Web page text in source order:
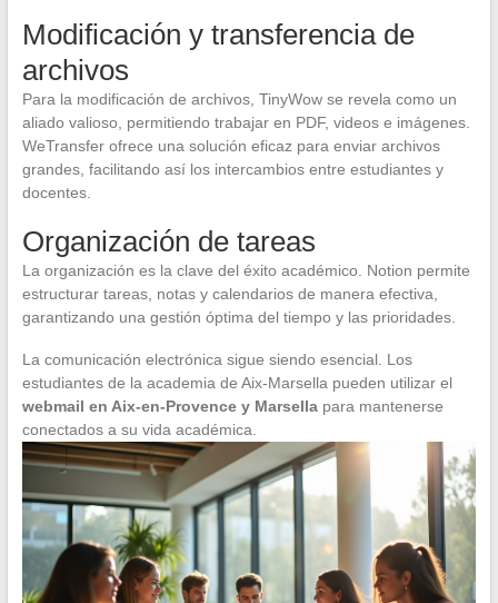
Modificación y transferencia de
archivos
Para la modificación de archivos, TinyWow se revela como un
aliado valioso, permitiendo trabajar en PDF, videos e imágenes.
WeTransfer ofrece una solución eficaz para enviar archivos
grandes, facilitando así los intercambios entre estudiantes y
docentes.
Organización de tareas
La organización es la clave del éxito académico. Notion permite
estructurar tareas, notas y calendarios de manera efectiva,
garantizando una gestión óptima del tiempo y las prioridades.
La comunicación electrónica sigue siendo esencial. Los
estudiantes de la academia de Aix-Marsella pueden utilizar el
webmail en Aix-en-Provence y Marsellapara mantenerse
conectados a su vida académica.